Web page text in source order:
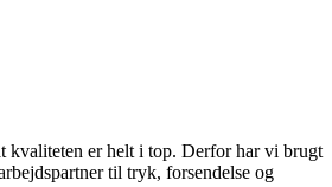
kvaliteten er helt i top. Derfor har vi brugt
til tryk, forsendelse og